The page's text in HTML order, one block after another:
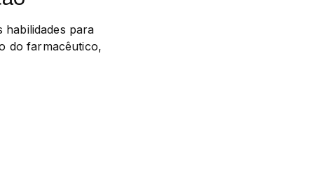
habilidades para
do farmacêutico,